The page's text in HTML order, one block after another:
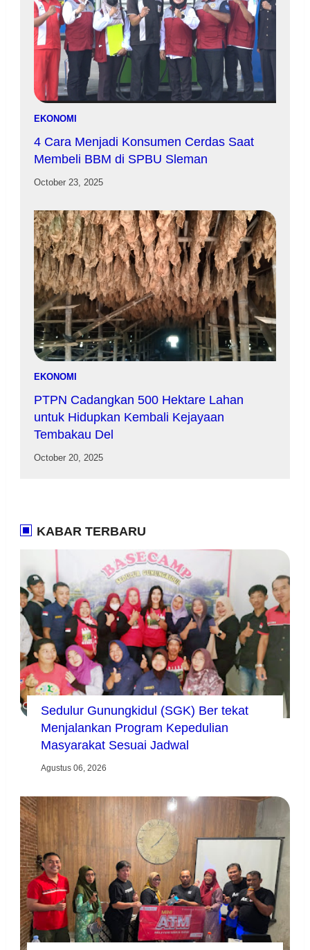
EKONOMI
4 Cara Menjadi Konsumen Cerdas Saat
Membeli BBM di SPBU Sleman
October 23, 2025
EKONOMI
PTPN Cadangkan 500 Hektare Lahan
untuk Hidupkan Kembali Kejayaan
Tembakau Del
October 20, 2025
KABAR TERBARU
Sedulur Gunungkidul (SGK) Ber tekat
Menjalankan Program Kepedulian
Masyarakat Sesuai Jadwal
Agustus 06, 2026